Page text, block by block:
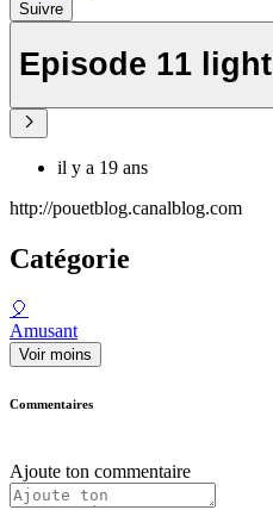
Suivre
Episode 11 light
il y a 19 ans
http://pouetblog.canalblog.com
Catégorie
🎈
Amusant
Voir moins
Commentaires
Ajoute ton commentaire